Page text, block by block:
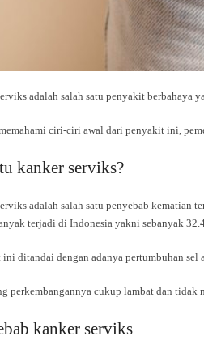
adalah salah satu penyakit berbahaya
ciri-ciri awal dari penyakit ini,
kanker serviks?
adalah salah satu penyebab kematian
terjadi di Indonesia yakni sebanyak
ini ditandai dengan adanya pertumbuhan
perkembangannya cukup lambat dan
kanker serviks